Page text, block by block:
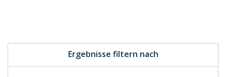
Ergebnisse filtern nach